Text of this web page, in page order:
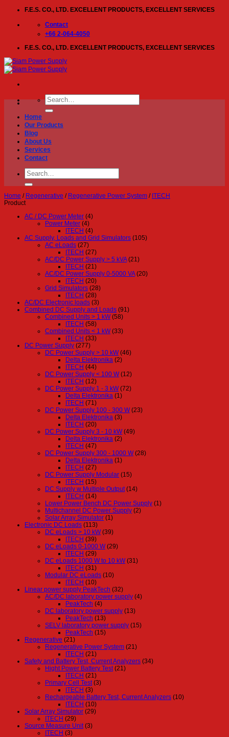
content
F.E.S. CO., LTD. EXCELLENT PRODUCTS, EXCELLENT SERVICES
Contact
+66 2-064-4050
F.E.S. CO., LTD. EXCELLENT PRODUCTS, EXCELLENT SERVICES
Search
for:
Home
Our Products
Blog
About Us
Services
Contact
Search
for:
Home / Regenerative / Regenerative Power System / ITECH
Product
AC / DC Power Meter (4)
Power Meter (4)
ITECH (4)
AC Supply, Loads and Grid Simulators (105)
AC eLoads (27)
ITECH (27)
AC/DC Power Supply > 5 kVA (21)
ITECH (21)
AC/DC Power Supply 0-5000 VA (20)
ITECH (20)
Grid Simulators (28)
ITECH (28)
AC/DC Electronic loads (3)
Combined DC Supply and Loads (91)
Combined Units > 1 kW (58)
ITECH (58)
Combined Units < 1 kW (33)
ITECH (33)
DC Power Supply (277)
DC Power Supply > 10 kW (46)
Delta Elektronika (2)
ITECH (44)
DC Power Supply < 100 W (12)
ITECH (12)
DC Power Supply 1 - 3 kW (72)
Delta Elektronika (1)
ITECH (71)
DC Power Supply 100 - 300 W (23)
Delta Elektronika (3)
ITECH (20)
DC Power Supply 3 - 10 kW (49)
Delta Elektronika (2)
ITECH (47)
DC Power Supply 300 - 1000 W (28)
Delta Elektronika (1)
ITECH (27)
DC Power Supply Modular (15)
ITECH (15)
DC Supply w Multiple Output (14)
ITECH (14)
Lower Power Bench DC Power Supply (1)
Multichannel DC Power Supply (2)
Solar Array Simulator (1)
Electronic DC Loads (113)
DC eLoads > 10 kW (39)
ITECH (39)
DC eLoads 0-1000 W (29)
ITECH (29)
DC eLoads 1000 W to 10 kW (31)
ITECH (31)
Modular DC eLoads (10)
ITECH (10)
Linear power supply PeakTech (32)
AC/DC laboratory power supply (4)
PeakTech (4)
DC laboratory power supply (13)
PeakTech (13)
SELV laboratory power supply (15)
PeakTech (15)
Regenerative (21)
Regenerative Power System (21)
ITECH (21)
Safety and Battery Test, Current Analyzers (34)
Hight Power Battery Test (21)
ITECH (21)
Primary Cell Test (3)
ITECH (3)
Rechargeable Battery Test, Current Analyzers (10)
ITECH (10)
Solar Array Simulator (29)
ITECH (29)
Source Measure Unit (3)
ITECH (3)